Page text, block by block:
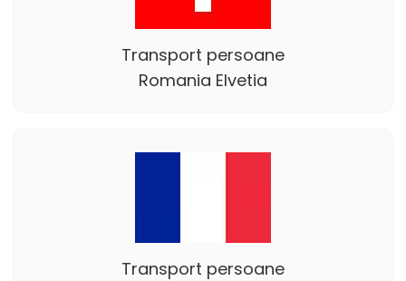
Transport persoane
Romania Elvetia
Transport persoane